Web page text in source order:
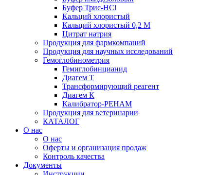
Буфер Трис-HCl
Кальций хлористый
Кальций хлористый 0,2 М
Цитрат натрия
Продукция для фармкомпаний
Продукция для научных исследований
Гемоглобинометрия
Гемиглобинцианид
Диагем Т
Трансформирующий реагент
Диагем К
Калибратор-РЕНАМ
Продукция для ветеринарии
КАТАЛОГ
О нас
О нас
Оферты и организация продаж
Контроль качества
Документы